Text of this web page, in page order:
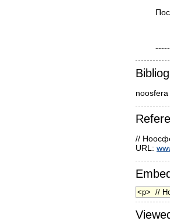
//
URL: